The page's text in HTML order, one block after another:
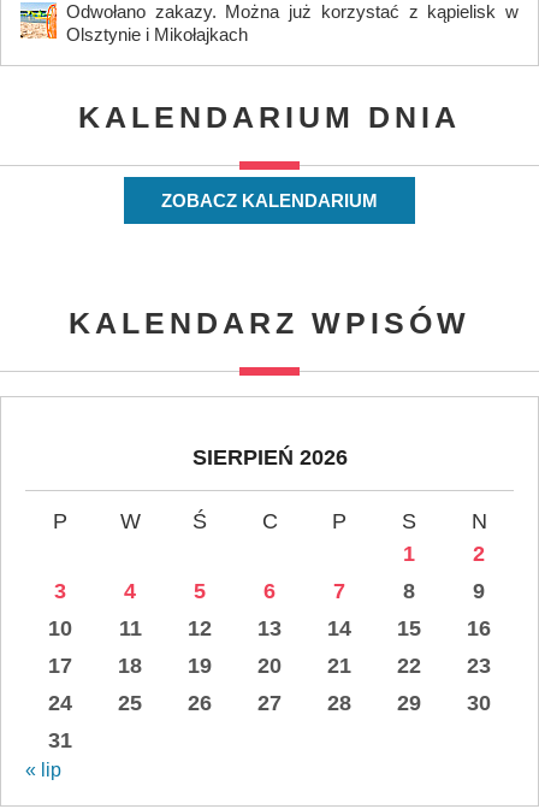
Odwołano zakazy. Można już korzystać z kąpielisk w
Olsztynie i Mikołajkach
KALENDARIUM DNIA
ZOBACZ KALENDARIUM
KALENDARZ WPISÓW
SIERPIEŃ 2026
P W Ś C P S
N
1
2
3
4 5 6 7 8
9
10
11 12 13 14 15
16
17
18 19 20 21 22
23
24
25 26 27 28 29
30
31
« lip